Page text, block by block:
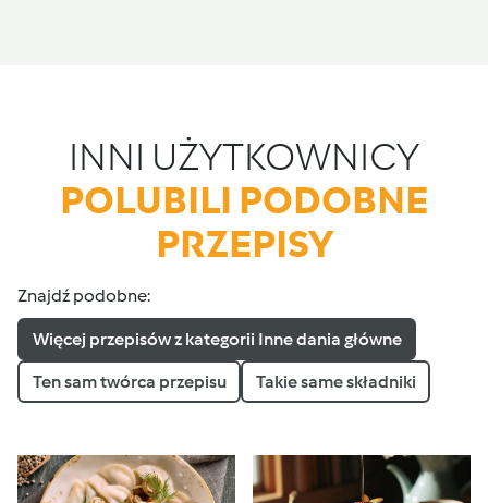
INNI UŻYTKOWNICY
POLUBILI PODOBNE
PRZEPISY
Znajdź podobne:
Więcej przepisów z kategorii Inne dania główne
Ten sam twórca przepisu Takie same składniki